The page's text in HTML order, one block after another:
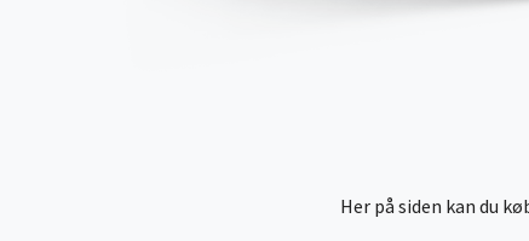
Her på siden kan du